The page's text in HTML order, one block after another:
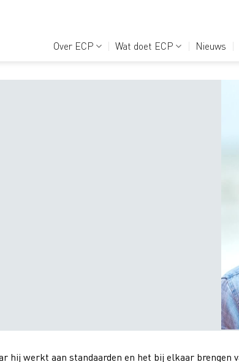
Over ECP Wat doet ECP Nieuws
hij werkt aan standaarden en het bij elkaar brengen